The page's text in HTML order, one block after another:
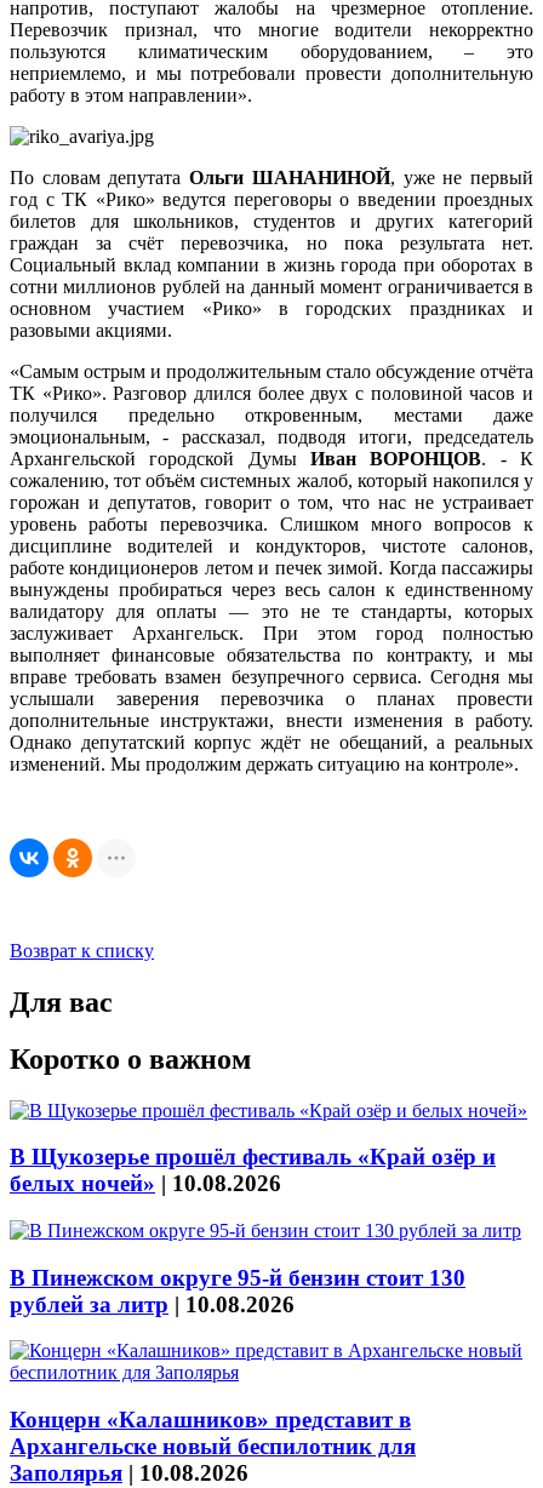
напротив, поступают жалобы на чрезмерное отопление.
Перевозчик признал, что многие водители некорректно
пользуются климатическим оборудованием, – это
неприемлемо, и мы потребовали провести дополнительную
работу в этом направлении».
По словам депутатаОльги ШАНАНИНОЙ, уже не первый
год с ТК «Рико» ведутся переговоры о введении проездных
билетов для школьников, студентов и других категорий
граждан за счёт перевозчика, но пока результата нет.
Социальный вклад компании в жизнь города при оборотах в
сотни миллионов рублей на данный момент ограничивается в
основном участием «Рико» в городских праздниках и
разовыми акциями.
«Самым острым и продолжительным стало обсуждение отчёта
ТК «Рико». Разговор длился более двух с половиной часов и
получился предельно откровенным, местами даже
эмоциональным, - рассказал, подводя итоги, председатель
Архангельской городской Думы Иван ВОРОНЦОВ. - К
сожалению, тот объём системных жалоб, который накопился у
горожан и депутатов, говорит о том, что нас не устраивает
уровень работы перевозчика. Слишком много вопросов к
дисциплине водителей и кондукторов, чистоте салонов,
работе кондиционеров летом и печек зимой. Когда пассажиры
вынуждены пробираться через весь салон к единственному
валидатору для оплаты — это не те стандарты, которых
заслуживает Архангельск. При этом город полностью
выполняет финансовые обязательства по контракту, и мы
вправе требовать взамен безупречного сервиса. Сегодня мы
услышали заверения перевозчика о планах провести
дополнительные инструктажи, внести изменения в работу.
Однако депутатский корпус ждёт не обещаний, а реальных
изменений. Мы продолжим держать ситуацию на контроле».
Возврат к списку
Для вас
Коротко о важном
В Щукозерье прошёл фестиваль «Край озёр и
белых ночей» | 10.08.2026
В Пинежском округе 95-й бензин стоит 130
рублей за литр | 10.08.2026
Концерн «Калашников» представит в
Архангельске новый беспилотник для
Заполярья | 10.08.2026